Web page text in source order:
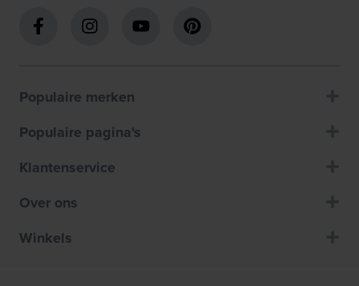
Populaire merken
Populaire pagina's
Klantenservice
Over ons
Winkels